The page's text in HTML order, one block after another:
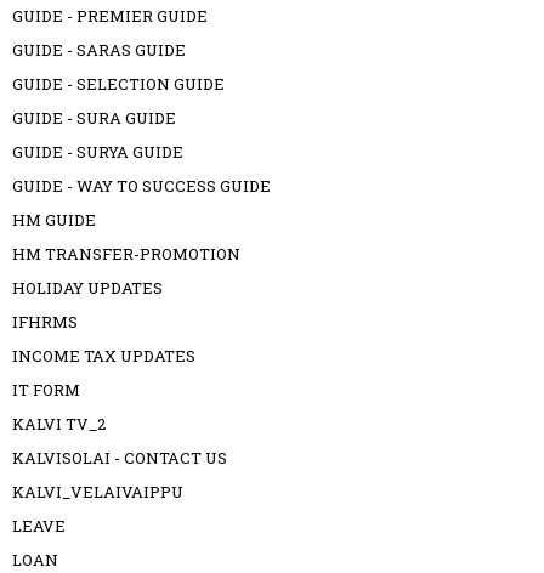
GUIDE - PREMIER GUIDE
GUIDE - SARAS GUIDE
GUIDE - SELECTION GUIDE
GUIDE - SURA GUIDE
GUIDE - SURYA GUIDE
GUIDE - WAY TO SUCCESS GUIDE
HM GUIDE
HM TRANSFER-PROMOTION
HOLIDAY UPDATES
IFHRMS
INCOME TAX UPDATES
IT FORM
KALVI TV_2
KALVISOLAI - CONTACT US
KALVI_VELAIVAIPPU
LEAVE
LOAN